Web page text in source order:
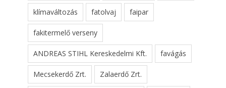
klímaváltozás fatolvaj faipar
fakitermelő verseny
ANDREAS STIHL Kereskedelmi Kft. favágás
Mecsekerdő Zrt. Zalaerdő Zrt.